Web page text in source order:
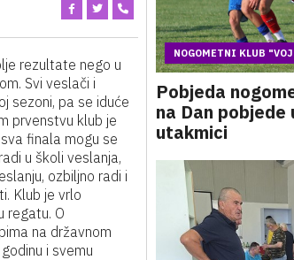
rezultate nego u
Svi veslači i
sezoni, pa se iduće
prvenstvu klub je
finala mogu se
u školi veslanja,
ozbiljno radi i
Klub je vrlo
regatu. O
na državnom
i svemu
NOGOMETNI KLUB
Pobjeda
na Dan pobjede
utakmici